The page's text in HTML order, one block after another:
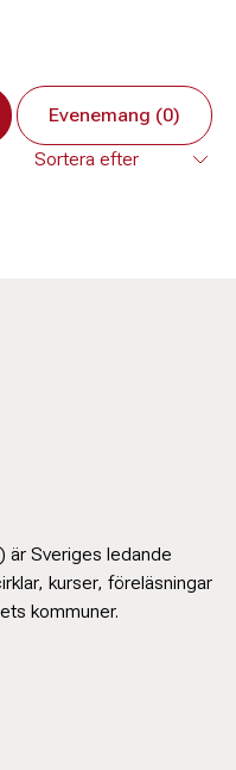
Evenemang (0)
är Sveriges ledande
kurser, föreläsningar
kommuner.